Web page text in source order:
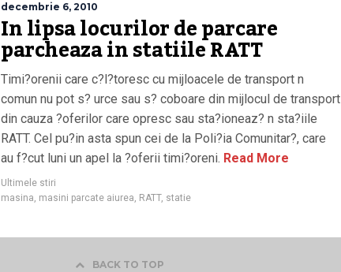
decembrie 6, 2010
In lipsa locurilor de parcare
parcheaza in statiile RATT
Timi?orenii care c?l?toresc cu mijloacele de transport n
comun nu pot s? urce sau s? coboare din mijlocul de transport
din cauza ?oferilor care opresc sau sta?ioneaz? n sta?iile
RATT. Cel pu?in asta spun cei de la Poli?ia Comunitar?, care
au f?cut luni un apel la ?oferii timi?oreni. Read More
Ultimele stiri
masina, masini parcate aiurea, RATT, statie
BACK TO TOP